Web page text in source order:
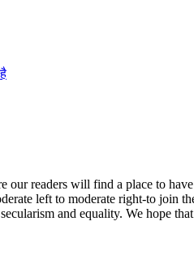
our readers will find a place to
left to moderate right-to join
and equality. We hope